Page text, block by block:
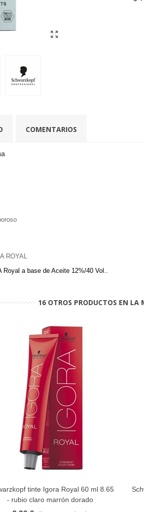
COMENTARIOS
ROYAL
a base de Aceite 12%/40 Vol..
16 OTROS PRODUCTOS EN LA
FAVORITO
tinte Igora Royal 60 ml 8.65
- rubio claro marrón dorado